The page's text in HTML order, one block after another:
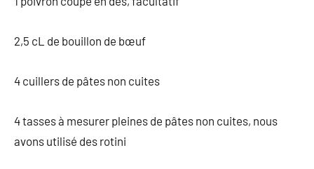
2,5 cL de bouillon de bœuf
4 cuillers de pâtes non cuites
4 tasses à mesurer pleines de pâtes non cuites, nous
avons utilisé des rotini